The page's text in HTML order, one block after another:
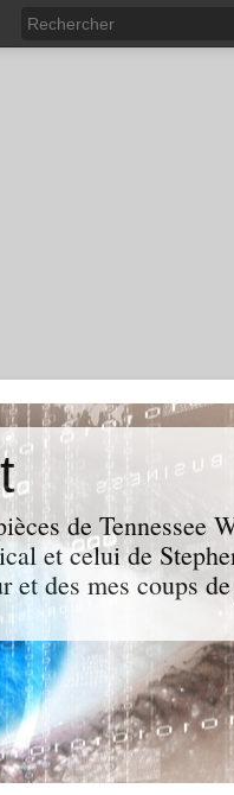
de Tennessee
et celui de
et des mes coups